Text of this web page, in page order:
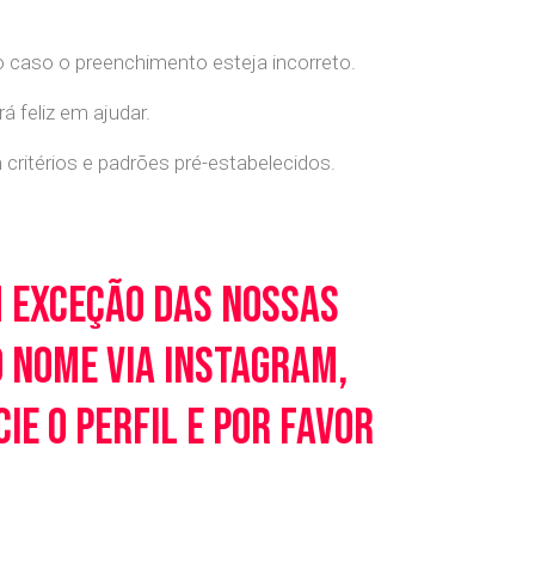
o preenchimento esteja incorreto.
feliz em ajudar.
e padrões pré-estabelecidos.
das nossas
via Instagram,
o perfil e por favor